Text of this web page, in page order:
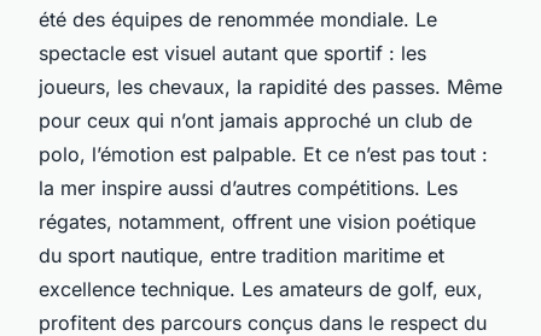
été des équipes de renommée mondiale. Le
spectacle est visuel autant que sportif : les
joueurs, les chevaux, la rapidité des passes. Même
pour ceux qui n’ont jamais approché un club de
polo, l’émotion est palpable. Et ce n’est pas tout :
la mer inspire aussi d’autres compétitions. Les
régates, notamment, offrent une vision poétique
du sport nautique, entre tradition maritime et
excellence technique. Les amateurs de golf, eux,
profitent des parcours conçus dans le respect du